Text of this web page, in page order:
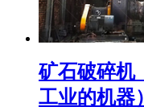
矿石破碎机
工业的机器